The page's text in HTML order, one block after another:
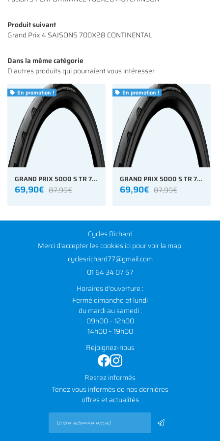
Produit suivant
Grand Prix 4 SAISONS 700X28 CONTINENTAL
Dans la même catégorie
D'autres produits qui pourraient vous intéresser
 En promotion !
GRAND PRIX 5000 S TR 700X28 Tubeless CONTINENTAL
69,90€ 87,99€
 En promotion !
GRAND PRIX 5000 S TR 700X25 Tubeless CONTINENTAL
69,90€ 87,99€
Cycles Richard
Merci d'accepter les cookiesicipour voir la map.
01 64 34 07 57
Horaires d'ouverture :
Fermé dimanche et lundi
du mardi au samedi :
09h00 – 12h00
14h00 – 19h00
Rejoignez-nous
Restez informés
Tenez vous informés de nos dernières
offres et actualités